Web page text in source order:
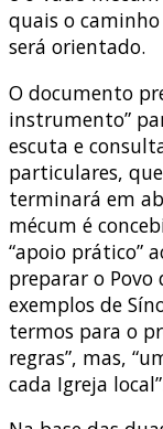
quais o
será orientado.
O documento
instrumento”
escuta e
particulares,
terminará em
mécum é
“apoio prático”
preparar o Povo
exemplos de
termos para o
regras”, mas,
cada Igreja